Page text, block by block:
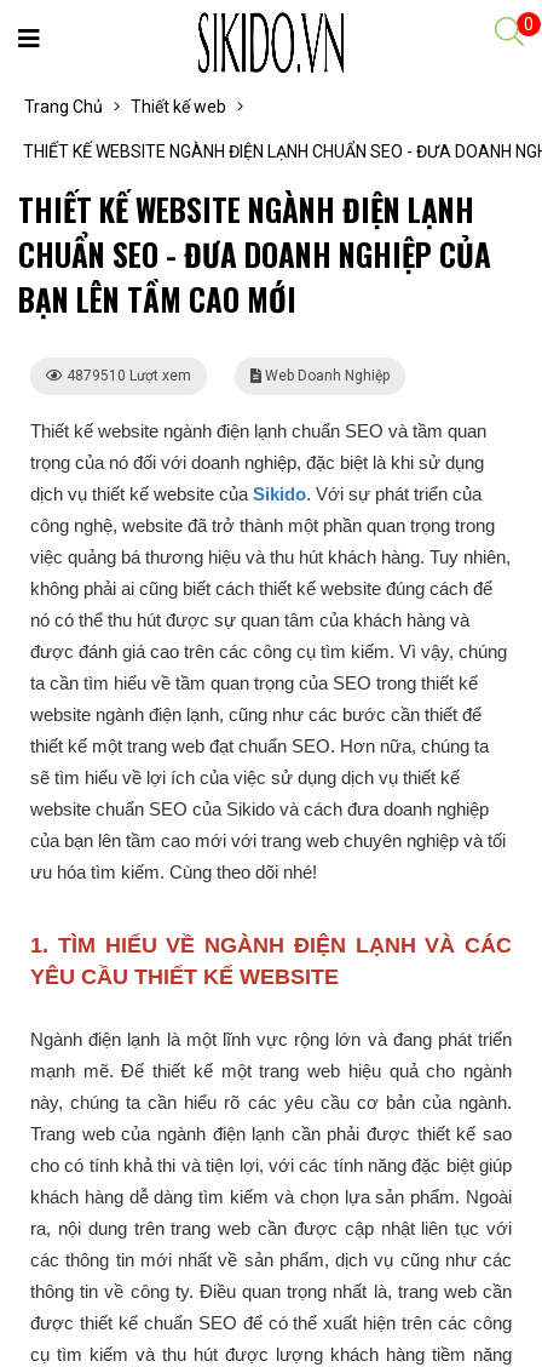
0
Trang Chủ Thiết kế web
THIẾT KẾ WEBSITE NGÀNH ĐIỆN LẠNH CHUẨN SEO - ĐƯA DOANH
THIẾT KẾ WEBSITE NGÀNH ĐIỆN LẠNH
CHUẨN SEO - ĐƯA DOANH NGHIỆP CỦA
BẠN LÊN TẦM CAO MỚI
4879510 Lượt xem Web Doanh Nghiệp
Thiết kế website ngành điện lạnh chuẩn SEO và tầm quan
trọng của nó đối với doanh nghiệp, đặc biệt là khi sử dụng
dịch vụ thiết kế website của Sikido. Với sự phát triển của
công nghệ, website đã trở thành một phần quan trọng trong
việc quảng bá thương hiệu và thu hút khách hàng. Tuy nhiên,
không phải ai cũng biết cách thiết kế website đúng cách để
nó có thể thu hút được sự quan tâm của khách hàng và
được đánh giá cao trên các công cụ tìm kiếm. Vì vậy, chúng
ta cần tìm hiểu về tầm quan trọng của SEO trong thiết kế
website ngành điện lạnh, cũng như các bước cần thiết để
thiết kế một trang web đạt chuẩn SEO. Hơn nữa, chúng ta
sẽ tìm hiểu về lợi ích của việc sử dụng dịch vụ thiết kế
website chuẩn SEO của Sikido và cách đưa doanh nghiệp
của bạn lên tầm cao mới với trang web chuyên nghiệp và tối
ưu hóa tìm kiếm. Cùng theo dõi nhé!
1. TÌM HIỂU VỀ NGÀNH ĐIỆN LẠNH VÀ CÁC
YÊU CẦU THIẾT KẾ WEBSITE
Ngành điện lạnh là một lĩnh vực rộng lớn và đang phát triển
mạnh mẽ. Để thiết kế một trang web hiệu quả cho ngành
này, chúng ta cần hiểu rõ các yêu cầu cơ bản của ngành.
Trang web của ngành điện lạnh cần phải được thiết kế sao
cho có tính khả thi và tiện lợi, với các tính năng đặc biệt giúp
khách hàng dễ dàng tìm kiếm và chọn lựa sản phẩm. Ngoài
ra, nội dung trên trang web cần được cập nhật liên tục với
các thông tin mới nhất về sản phẩm, dịch vụ cũng như các
thông tin về công ty. Điều quan trọng nhất là, trang web cần
được thiết kế chuẩn SEO để có thể xuất hiện trên các công
cụ tìm kiếm và thu hút được lượng khách hàng tiềm năng